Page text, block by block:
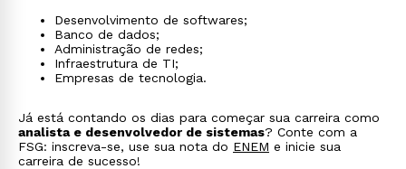
Desenvolvimento de softwares;
Banco de dados;
Administração de redes;
Infraestrutura de TI;
Empresas de tecnologia.
Já está contando os dias para começar sua carreira como
analista e desenvolvedor de sistemas? Conte com a
FSG: inscreva-se, use sua nota do ENEM e inicie sua
carreira de sucesso!